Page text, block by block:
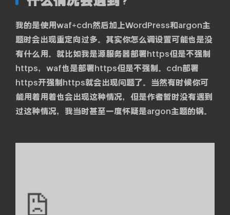
我的是使用waf+cdn然后加上WordPress和argon主
题时会出现重定向过多。其实你怎么调设置可能也是没
有什么用。就比如我是源服务器部署https但是不强制
https，waf也是部署https但是不强制。cdn部署
https开强制https就会出现问题了。当然有时候你可
能用着用着也会出现这种情况，但是作者暂时没有遇到
过这种情况，我当时甚至一度怀疑是argon主题的锅。